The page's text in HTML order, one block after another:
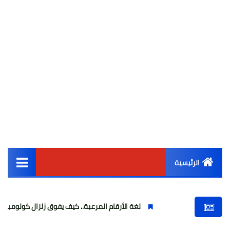
الرئيسية
أخبار مصر
لغة الأرقام المرعبة.. كيف يفوق زلزال كولومبيا طاقة زلزال مصر بـ